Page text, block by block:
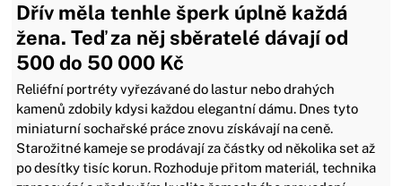
Dřív měla tenhle šperk úplně každá
žena. Teď za něj sběratelé dávají od
500 do 50 000 Kč
Reliéfní portréty vyřezávané do lastur nebo drahých
kamenů zdobily kdysi každou elegantní dámu. Dnes tyto
miniaturní sochařské práce znovu získávají na ceně.
Starožitné kameje se prodávají za částky od několika set až
po desítky tisíc korun. Rozhoduje přitom materiál, technika